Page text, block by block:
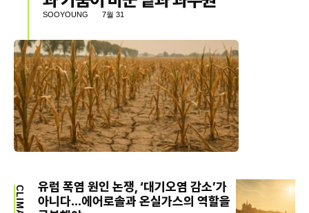
SOOYOUNG 7월 31
유럽 폭염 원인 논쟁, ‘대기오염 감소’가
아니다…에어로솔과 온실가스의 역할을